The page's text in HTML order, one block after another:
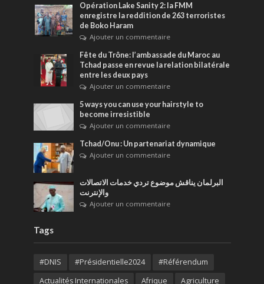
Opération Lake Sanity 2: la FMM
enregistre la reddition de 263 terroristes
de Boko Haram
Ajouter un commentaire
Fête du Trône: l’ambassade du Maroc au
Tchad passe en revue la relation bilatérale
entre les deux pays
Ajouter un commentaire
5 ways you can use your hairstyle to
become irresistible
Ajouter un commentaire
Tchad/Onu : Un partenariat dynamique
Ajouter un commentaire
البرلمان يناقش موضوع تردي خدمات الاتصالات
والإنترنت
Ajouter un commentaire
Tags
#DNIS #Présidentielle2024
#Référendum
Actualités Internationales
Afrique
Agriculture